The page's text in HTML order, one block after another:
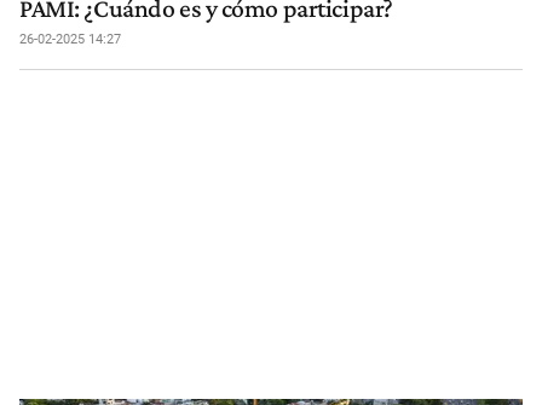
PAMI: ¿Cuándo es y cómo participar?
26-02-2025 14:27